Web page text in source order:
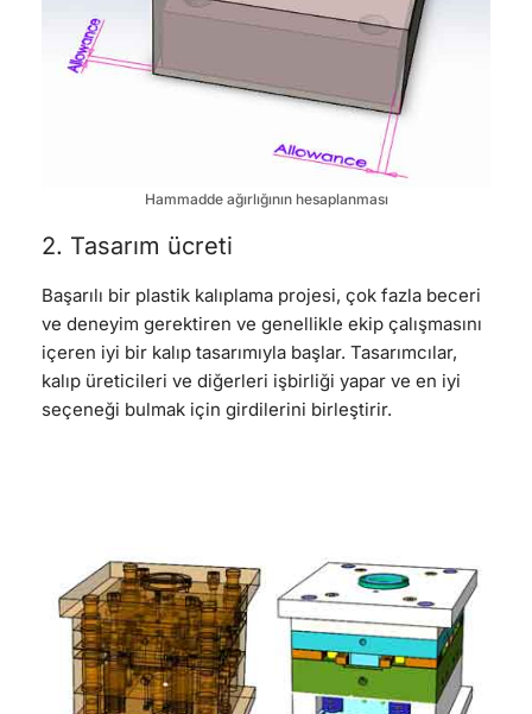
Hammadde ağırlığının hesaplanması
2. Tasarım ücreti
Başarılı bir plastik kalıplama projesi, çok fazla beceri
ve deneyim gerektiren ve genellikle ekip çalışmasını
içeren iyi bir kalıp tasarımıyla başlar. Tasarımcılar,
kalıp üreticileri ve diğerleri işbirliği yapar ve en iyi
seçeneği bulmak için girdilerini birleştirir.